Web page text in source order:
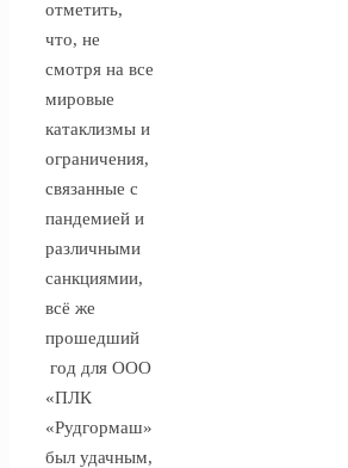
отметить,
что, не
смотря на все
мировые
катаклизмы и
ограничения,
связанные с
пандемией и
различными
санкциямии,
всё же
прошедший
год для ООО
«ПЛК
«Рудгормаш»
был удачным,